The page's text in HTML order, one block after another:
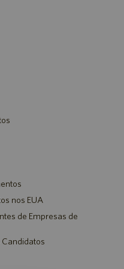
nos EUA
de Empresas de